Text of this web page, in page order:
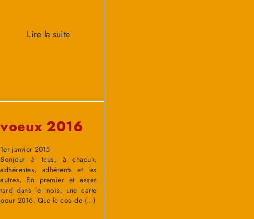
Lire la suite
voeux 2016
1er janvier 2015
Bonjour à tous, à chacun,
adhérentes, adhérents et les
autres, En premier et assez
tard dans le mois, une carte
pour 2016. Que le coq de (…)